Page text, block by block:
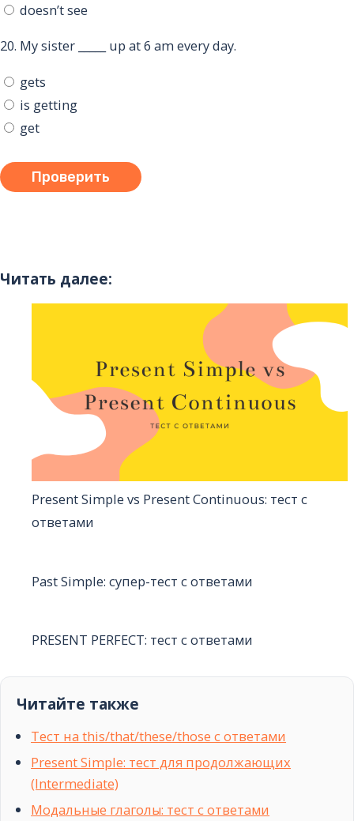
doesn’t see
20. My sister _____ up at 6 am every day.
gets
is getting
get
Читать далее:
Present Simple vs Present Continuous: тест с
ответами
Past Simple: супер-тест с ответами
PRESENT PERFECT: тест с ответами
Читайте также
Тест на this/that/these/those с ответами
Present Simple: тест для продолжающих
(Intermediate)
Модальные глаголы: тест с ответами